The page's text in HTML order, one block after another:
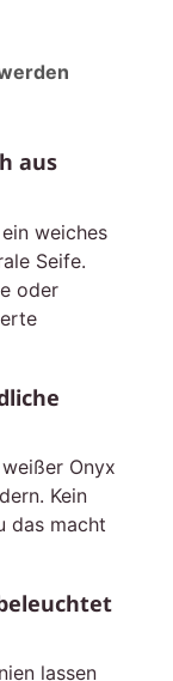
aus
weiches
Seife.
oder
Onyx
Kein
das macht
lassen